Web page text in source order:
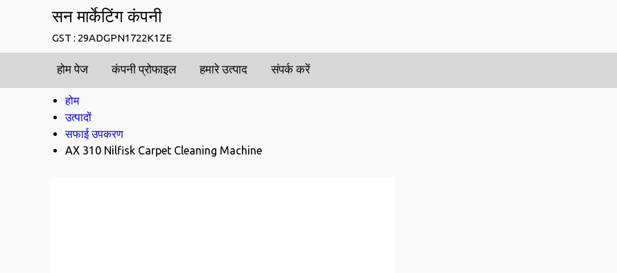
सन मार्केटिंग कंपनी
GST : 29ADGPN1722K1ZE
होम पेज कंपनी प्रोफाइल हमारे उत्पाद संपर्क करें
होम
उत्पादों
सफाई उपकरण
AX 310 Nilfisk Carpet Cleaning Machine